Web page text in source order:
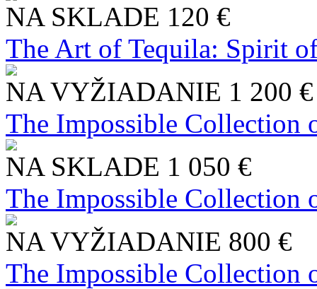
NA SKLADE 120 €
The Art of Tequila: Spirit
NA VYŽIADANIE 1 200 €
The Impossible Collection
NA SKLADE 1 050 €
The Impossible Collection
NA VYŽIADANIE 800 €
The Impossible Collection